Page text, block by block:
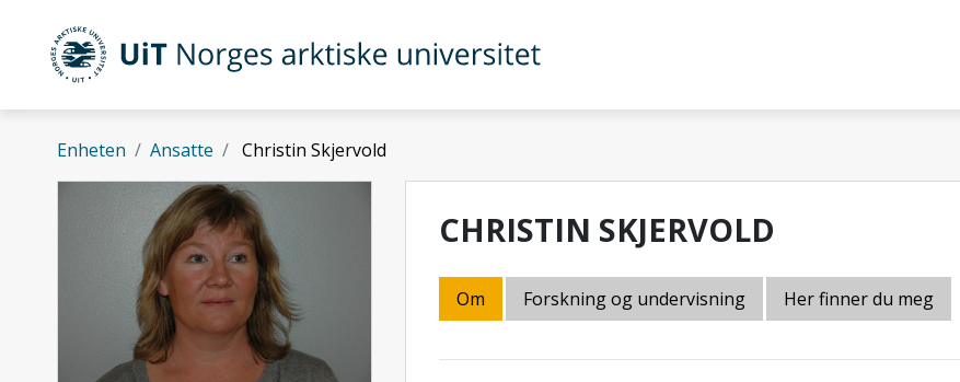
Gå til hovedinnhold
UiT Norges arktiske universitet
Enheten Ansatte Christin Skjervold
CHRISTIN SKJERVOLD
Om Forskning og undervisning Her finner du meg